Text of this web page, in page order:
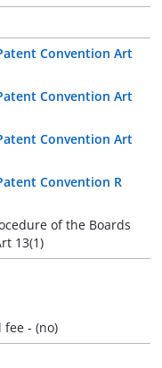
Convention Art
Convention Art
Convention Art
Convention R
of the Boards
13(1)
- (no)